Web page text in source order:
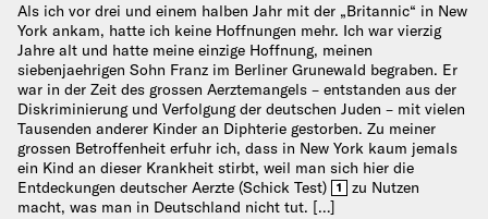
Als ich vor drei und einem halben Jahr mit der „Britannic“ in New
York ankam, hatte ich keine Hoffnungen mehr. Ich war vierzig
Jahre alt und hatte meine einzige Hoffnung, meinen
siebenjaehrigen Sohn Franz im Berliner Grunewald begraben. Er
war in der Zeit des grossen Aerztemangels – entstanden aus der
Diskriminierung und Verfolgung der deutschen Juden – mit vielen
Tausenden anderer Kinder an Diphterie gestorben. Zu meiner
grossen Betroffenheit erfuhr ich, dass in New York kaum jemals
ein Kind an dieser Krankheit stirbt, weil man sich hier die
Entdeckungen deutscher Aerzte (Schick Test)
1
zu Nutzen
macht, was man in Deutschland nicht tut. […]